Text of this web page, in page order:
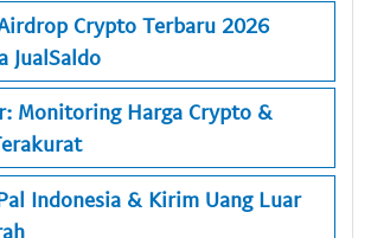
Crypto Terbaru 2026
JualSaldo
Monitoring Harga Crypto &
Indonesia & Kirim Uang Luar